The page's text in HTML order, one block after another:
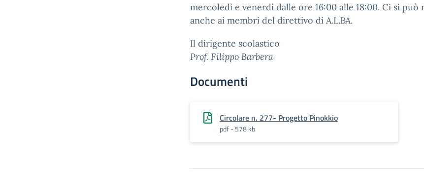
mercoledì e venerdì dalle ore 16:00 alle 18:00. Ci si può
anche ai membri del direttivo di A.L.BA.
Il dirigente scolastico
Prof. Filippo Barbera
Documenti
Circolare n. 277- Progetto Pinokkio
pdf - 578 kb